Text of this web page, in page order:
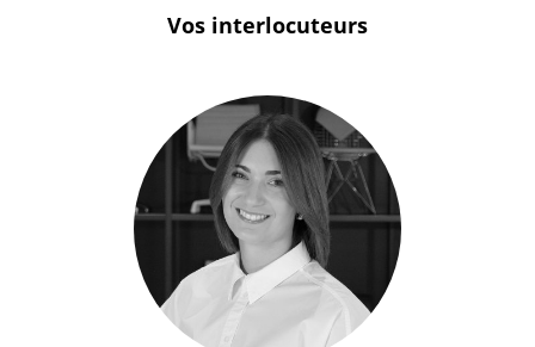
Vos interlocuteurs